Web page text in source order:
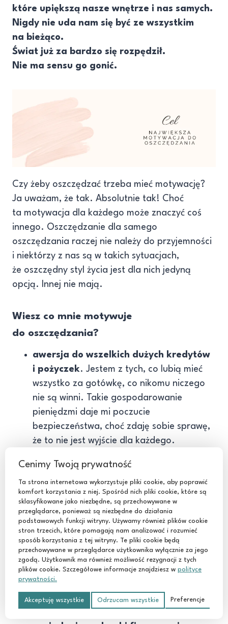
które upiększą nasze wnętrze i nas samych.
Nigdy nie uda nam się być ze wszystkim
na bieżąco.
Świat już za bardzo się rozpędził.
Nie ma sensu go gonić.
Czy żeby oszczędzać trzeba mieć motywację?
Ja uważam, że tak. Absolutnie tak! Choć
ta motywacja dla każdego może znaczyć coś
innego. Oszczędzanie dla samego
oszczędzania raczej nie należy do przyjemności
i niektórzy z nas są w takich sytuacjach,
że oszczędny styl życia jest dla nich jedyną
opcją. Innej nie mają.
Wiesz co mnie motywuje
do oszczędzania?
awersja do wszelkich dużych kredytów
i pożyczek. Jestem z tych, co lubią mieć
wszystko za gotówkę, co nikomu niczego
nie są winni. Takie gospodarowanie
pieniędzmi daje mi poczucie
bezpieczeństwa, choć zdaję sobie sprawę,
że to nie jest wyjście dla każdego.
emerytalny. Nie liczę na wesołe życie
staruszki za wypłaty z ZUS-u, bo takowe
chyba nie istnieje. Wierzę
za to w inwestowanie w ziemię,
w nieruchomości czy w swój biznes. Wierzę
też w inwestowanie w rozwijanie swoich
umiejętności, bo te zawsze się przydadzą.
Na przykład po to, żeby sobie gdzieś
dorobić, gdy zajdzie taka potrzeba. To się
opłaca i daje nadzieję na spokojną starość
Cenimy Twoją prywatność
Ta strona internetowa wykorzystuje pliki cookie, aby poprawić
komfort korzystania z niej. Spośród nich pliki cookie, które są
sklasyfikowane jako niezbędne, są przechowywane w
przeglądarce, ponieważ są niezbędne do działania
podstawowych funkcji witryny. Używamy również plików cookie
stron trzecich, które pomagają nam analizować i rozumieć
sposób korzystania z tej witryny. Te pliki cookie będą
przechowywane w przeglądarce użytkownika wyłącznie za jego
zgodą. Użytkownik ma również możliwość rezygnacji z tych
plików cookie. Szczegółowe informacje znajdziesz w polityce
prywatności.
Akceptuję wszystkie Odrzucam wszystkie Preferencje